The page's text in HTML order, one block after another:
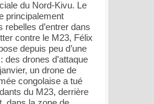
du Nord-Kivu. Le
principalement
rebelles d’entrer dans
contre le M23, Félix
depuis peu d’une
des drones d’attaque
un drone de
congolaise a tué
du M23, derrière